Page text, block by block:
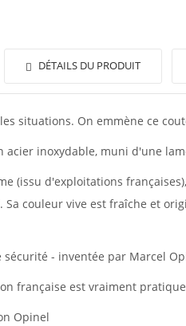
DÉTAILS DU PRODUIT
situations. On emmène ce
acier inoxydable, muni d'une
(issu d'exploitations
couleur vive est fraîche et
sécurité - inventée par Marcel
française est vraiment
Opinel